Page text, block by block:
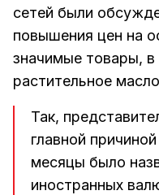
сетей были
повышения цен на
значимые товары, в
растительное
Так,
главной
месяцы было
иностранных